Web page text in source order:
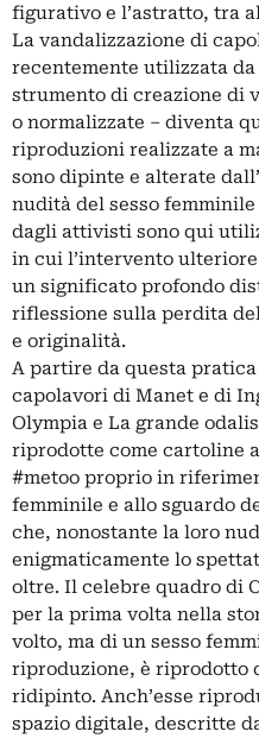
figurativo e l’astratto, tra
La vandalizzazione di
recentemente utilizzata
strumento di creazione di
o normalizzate – diventa
riproduzioni realizzate a
sono dipinte e alterate
nudità del sesso
dagli attivisti sono qui
in cui l’intervento
un significato profondo
riflessione sulla perdita
e originalità.
A partire da questa
capolavori di Manet e di
Olympia e La grande
riprodotte come cartoline
#metoo proprio in
femminile e allo sguardo
che, nonostante la loro
enigmaticamente lo
oltre. Il celebre quadro di
per la prima volta nella
volto, ma di un sesso
riproduzione, è riprodotto
ridipinto. Anch’esse
spazio digitale, descritte